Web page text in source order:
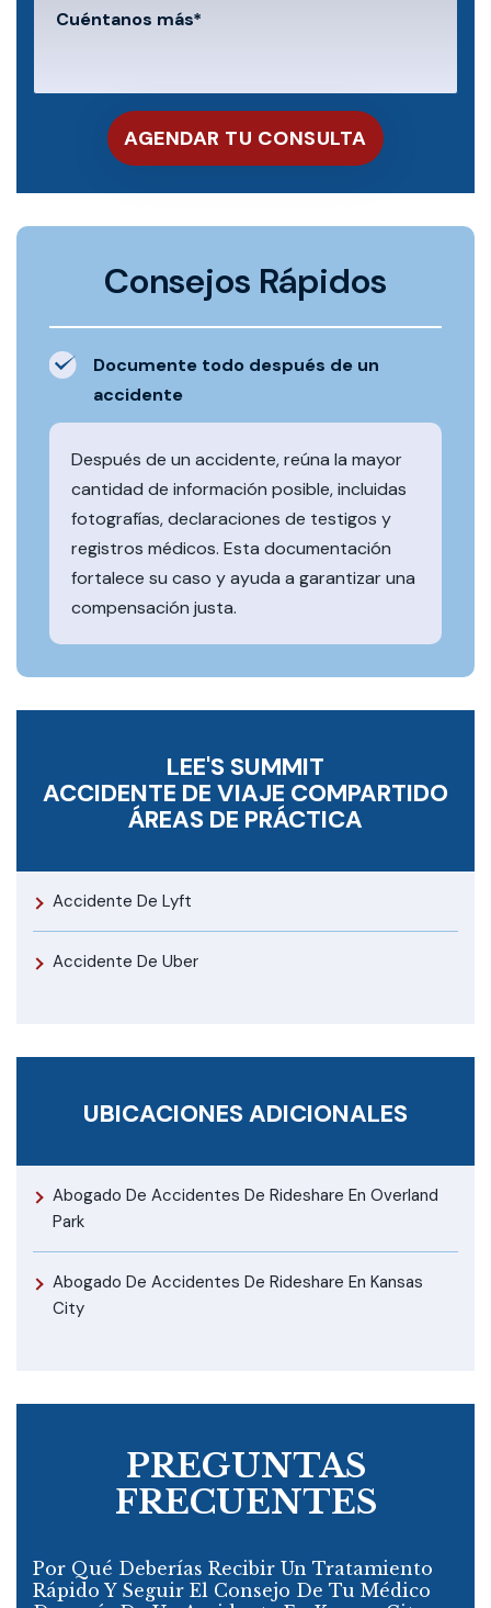
Consejos Rápidos
Documente todo después de un
accidente
Después de un accidente, reúna la mayor
cantidad de información posible, incluidas
fotografías, declaraciones de testigos y
registros médicos. Esta documentación
fortalece su caso y ayuda a garantizar una
compensación justa.
LEE'S SUMMIT
ACCIDENTE DE VIAJE COMPARTIDO
ÁREAS DE PRÁCTICA
Accidente De Lyft
Accidente De Uber
UBICACIONES ADICIONALES
Abogado De Accidentes De Rideshare En Overland
Park
Abogado De Accidentes De Rideshare En Kansas
City
PREGUNTAS
FRECUENTES
Por Qué Deberías Recibir Un Tratamiento
Rápido Y Seguir El Consejo De Tu Médico